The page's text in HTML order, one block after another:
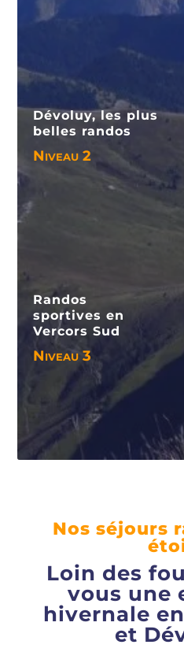
Dévoluy, les plus
belles randos
Niveau 2
Voir le séjour
Randos
sportives en
Vercors Sud
Niveau 3
Voir le séjour
Nos séjours
Loin des
vous une
hivernale
et